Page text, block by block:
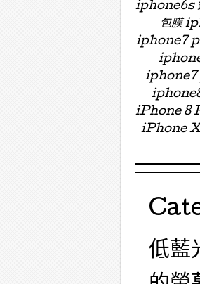
iphone6s
包膜
iphone7
iphone7
iPhone 8
iPhone
低藍